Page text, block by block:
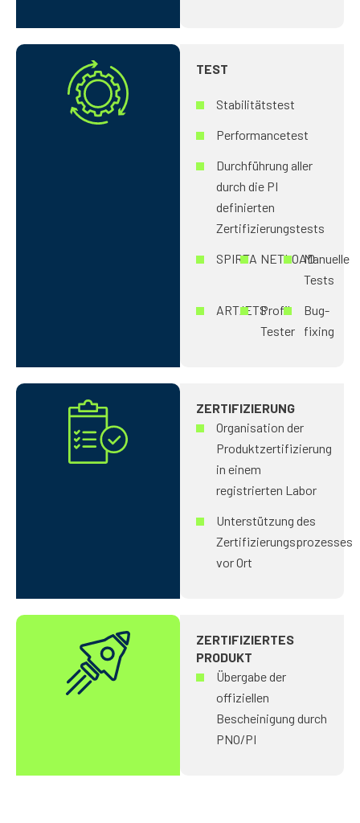
TEST
Stabilitätstest
Performancetest
Durchführung aller
durch die PI
definierten
Zertifizierungstests
SPIRTA NETLOADManuelle
Tests
ART/ETSProfil
Tester
Bug-
fixing
ZERTIFIZIERUNG
Organisation der
Produktzertifizierung
in einem
registrierten Labor
Unterstützung des
Zertifizierungsprozesses
vor Ort
ZERTIFIZIERTES
PRODUKT
Übergabe der
offiziellen
Bescheinigung durch
PNO/PI